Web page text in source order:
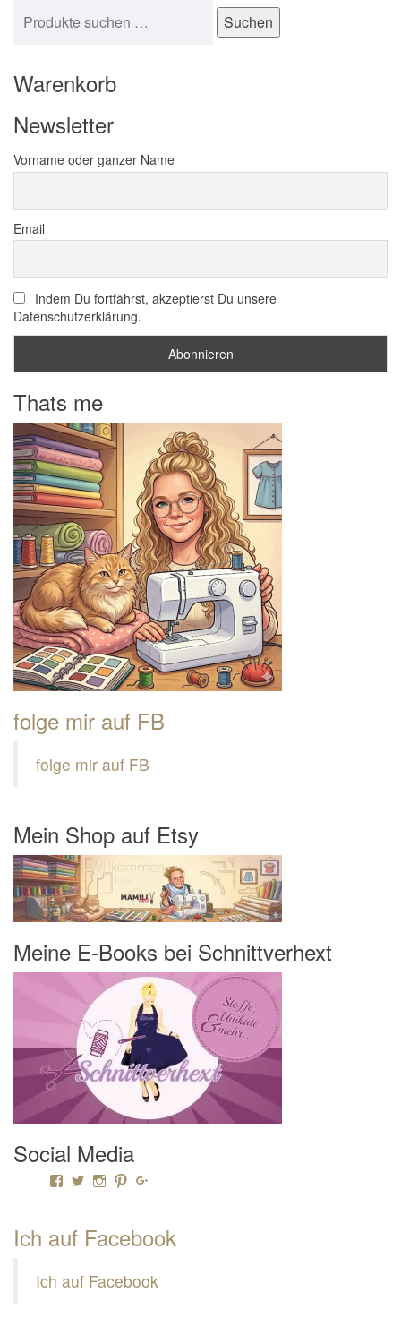
Suchen
Warenkorb
Newsletter
Vorname oder ganzer Name
Email
Indem Du fortfährst, akzeptierst Du unsere
Datenschutzerklärung.
Thats me
folge mir auf FB
folge mir auf FB
Mein Shop auf Etsy
Meine E-Books bei Schnittverhext
Social Media
Profil von Mamili1910 auf Facebook anzeigen
Profil von Mamili1910 auf Twitter anzeigen
Profil von Mamili1910 auf Instagram anzeigen
Profil von Mamili1910 auf Pinterest anzeigen
Ich auf Facebook
Ich auf Facebook